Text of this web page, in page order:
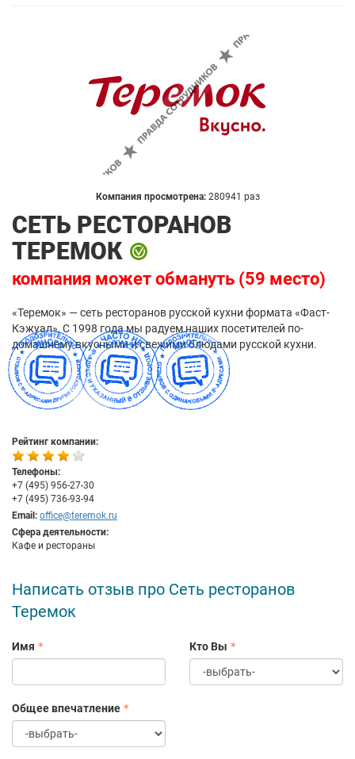
Компания просмотрена: 280941 раз
СЕТЬ РЕСТОРАНОВ
ТЕРЕМОК
компания может обмануть (59 место)
«Теремок» — сеть ресторанов русской кухни формата «Фаст-
Кэжуал», С 1998 года мы радуем наших посетителей по-
домашнему вкусными и свежими блюдами русской кухни.
Рейтинг компании:
Телефоны:
+7 (495) 956-27-30
+7 (495) 736-93-94
Email: office@teremok.ru
Сфера деятельности:
Кафе и рестораны
Написать отзыв про Сеть ресторанов
Теремок
Имя Кто Вы
Общее впечатление